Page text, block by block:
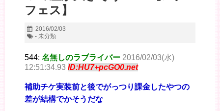
フェス】
2016/02/03
- 未分類
544: 名無しのラブライバー 2016/02/03(水)
12:51:34.93 ID:HU7+pcGO0.net
補助チケ実装前と後でがっつり課金したやつの
差が結構でかそうだな